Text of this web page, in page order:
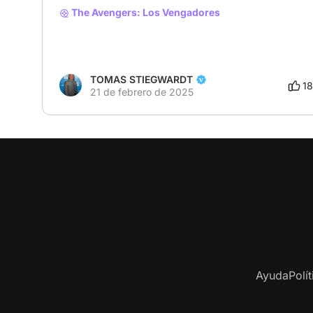
The Avengers: Los Vengadores
TOMAS STIEGWARDT
21 de febrero de 2025
18
Ayuda